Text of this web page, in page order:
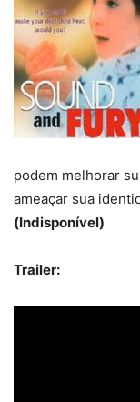
podem melhorar
ameaçar sua
(Indisponível)
Trailer: